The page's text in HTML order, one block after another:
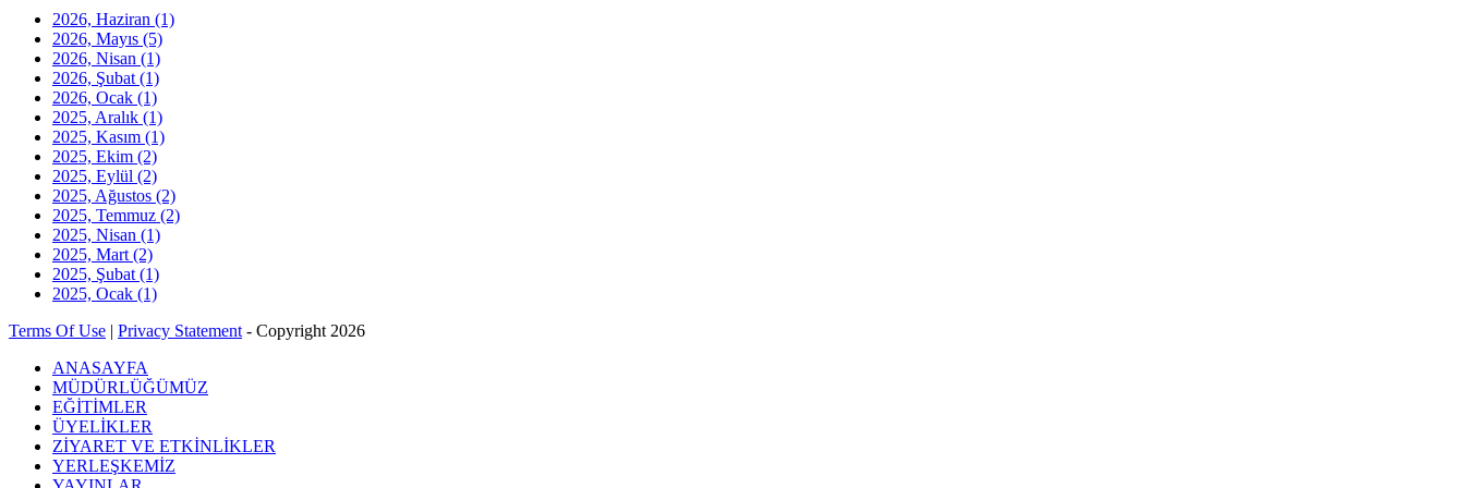
2026, Haziran (1)
2026, Mayıs (5)
2026, Nisan (1)
2026, Şubat (1)
2026, Ocak (1)
2025, Aralık (1)
2025, Kasım (1)
2025, Ekim (2)
2025, Eylül (2)
2025, Ağustos (2)
2025, Temmuz (2)
2025, Nisan (1)
2025, Mart (2)
2025, Şubat (1)
2025, Ocak (1)
Terms Of Use | Privacy Statement - Copyright 2026
ANASAYFA
MÜDÜRLÜĞÜMÜZ
EĞİTİMLER
ÜYELİKLER
ZİYARET VE ETKİNLİKLER
YERLEŞKEMİZ